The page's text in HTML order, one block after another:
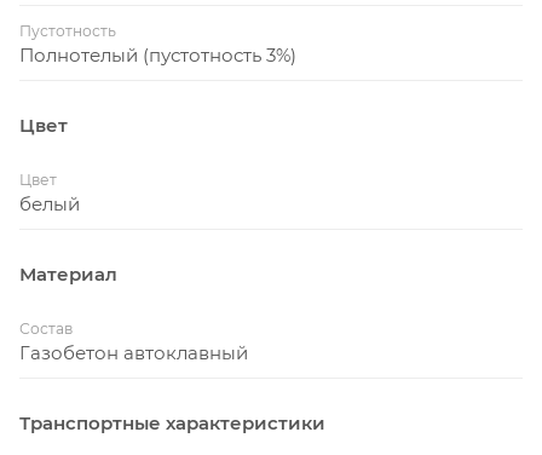
Пустотность
Полнотелый (пустотность 3%)
Цвет
Цвет
белый
Материал
Состав
Газобетон автоклавный
Транспортные характеристики